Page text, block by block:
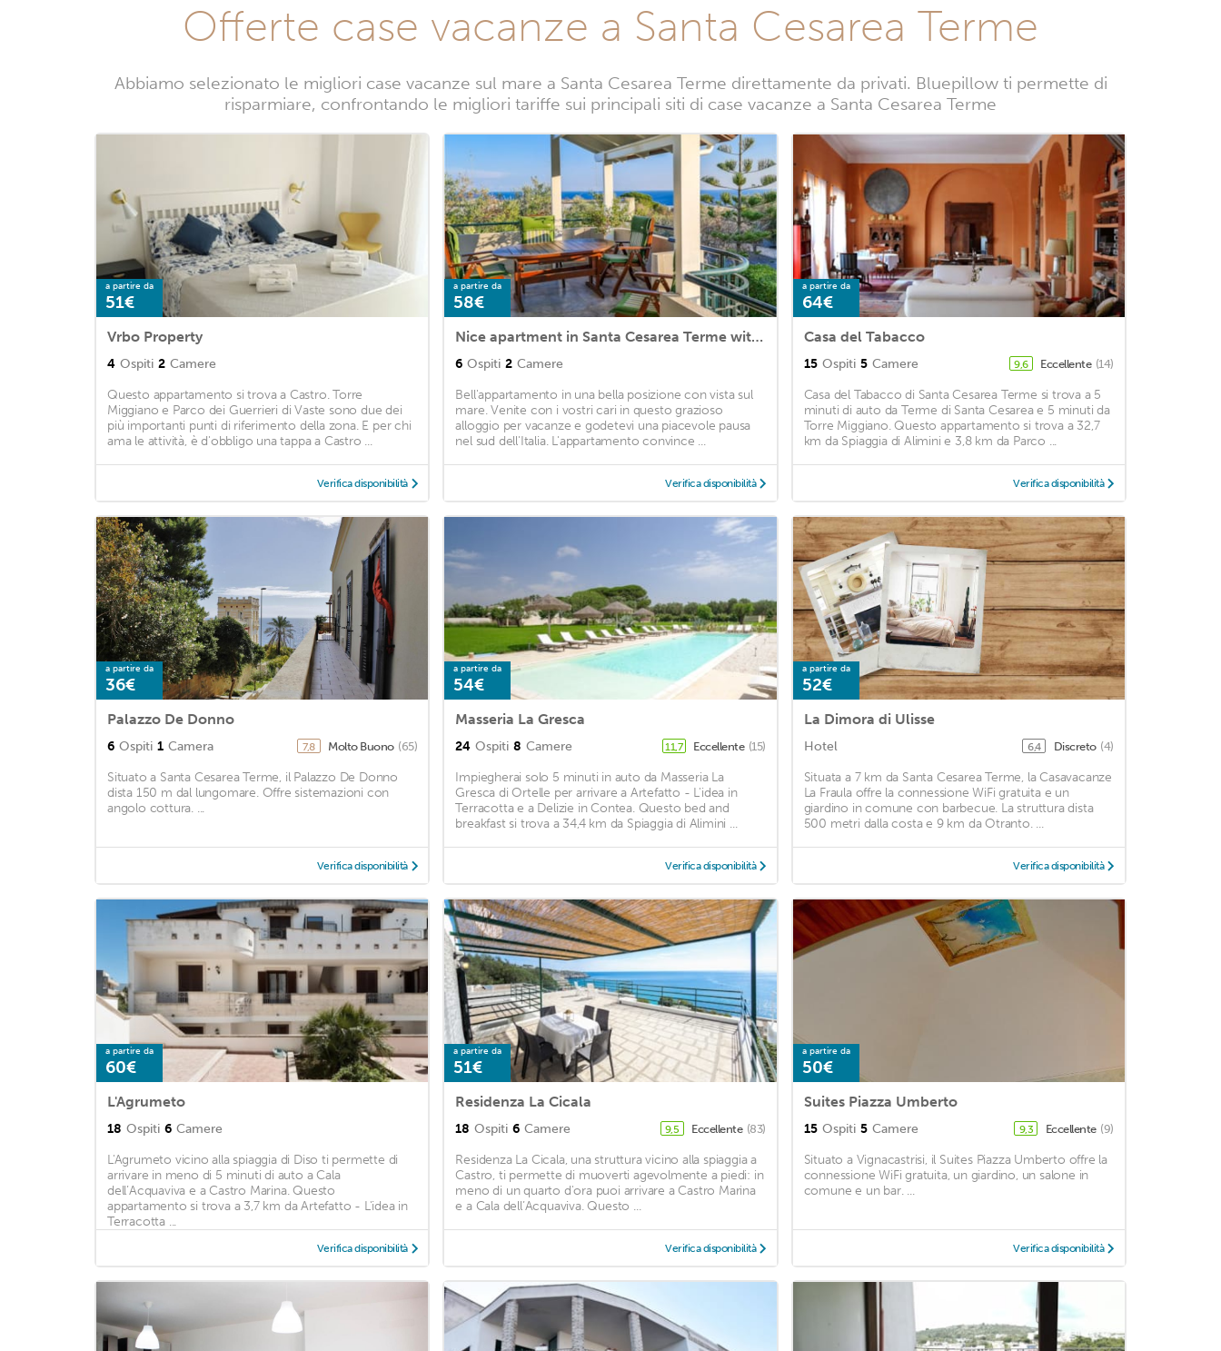
Offerte case vacanze a Santa Cesarea Terme
Abbiamo selezionato le migliori case vacanze sul mare a Santa Cesarea Terme direttamente da privati. Bluepillow ti permette di
risparmiare, confrontando le migliori tariffe sui principali siti di case vacanze a Santa Cesarea Terme
a partire da
51€
Vrbo Property
4 Ospiti 2 Camere
Questo appartamento si trova a Castro. Torre
Miggiano e Parco dei Guerrieri di Vaste sono due dei
più importanti punti di riferimento della zona. E per chi
ama le attività, è d'obbligo una tappa a Castro ...
Verifica disponibilità
a partire da
58€
Nice apartment in Santa Cesarea Terme with 2 Bedrooms and WiFi
6 Ospiti 2 Camere
Bell'appartamento in una bella posizione con vista sul
mare. Venite con i vostri cari in questo grazioso
alloggio per vacanze e godetevi una piacevole pausa
nel sud dell'Italia. L'appartamento convince ...
Verifica disponibilità
a partire da
64€
Casa del Tabacco
15 Ospiti 5 Camere 9,6 Eccellente (14)
Casa del Tabacco di Santa Cesarea Terme si trova a 5
minuti di auto da Terme di Santa Cesarea e 5 minuti da
Torre Miggiano. Questo appartamento si trova a 32,7
km da Spiaggia di Alimini e 3,8 km da Parco ...
Verifica disponibilità
a partire da
36€
Palazzo De Donno
6 Ospiti 1 Camera 7,8 Molto Buono (65)
Situato a Santa Cesarea Terme, il Palazzo De Donno
dista 150 m dal lungomare. Offre sistemazioni con
angolo cottura. ...
Verifica disponibilità
a partire da
54€
Masseria La Gresca
24 Ospiti 8 Camere 11,7 Eccellente (15)
Impiegherai solo 5 minuti in auto da Masseria La
Gresca di Ortelle per arrivare a Artefatto - L'idea in
Terracotta e a Delizie in Contea. Questo bed and
breakfast si trova a 34,4 km da Spiaggia di Alimini ...
Verifica disponibilità
a partire da
52€
La Dimora di Ulisse
Hotel 6,4 Discreto (4)
Situata a 7 km da Santa Cesarea Terme, la Casavacanze
La Fraula offre la connessione WiFi gratuita e un
giardino in comune con barbecue. La struttura dista
500 metri dalla costa e 9 km da Otranto. ...
Verifica disponibilità
a partire da
60€
L'Agrumeto
18 Ospiti 6 Camere
L'Agrumeto vicino alla spiaggia di Diso ti permette di
arrivare in meno di 5 minuti di auto a Cala
dell’Acquaviva e a Castro Marina. Questo
appartamento si trova a 3,7 km da Artefatto - L'idea in
Terracotta ...
Verifica disponibilità
a partire da
51€
Residenza La Cicala
18 Ospiti 6 Camere 9,5 Eccellente (83)
Residenza La Cicala, una struttura vicino alla spiaggia a
Castro, ti permette di muoverti agevolmente a piedi: in
meno di un quarto d'ora puoi arrivare a Castro Marina
e a Cala dell’Acquaviva. Questo ...
Verifica disponibilità
a partire da
50€
Suites Piazza Umberto
15 Ospiti 5 Camere 9,3 Eccellente (9)
Situato a Vignacastrisi, il Suites Piazza Umberto offre la
connessione WiFi gratuita, un giardino, un salone in
comune e un bar. ...
Verifica disponibilità